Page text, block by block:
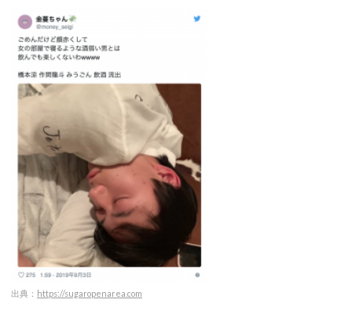
出典： https://sugaropenarea.com